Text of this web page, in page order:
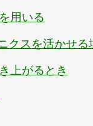
用いる
クスを活かせる
上がるとき